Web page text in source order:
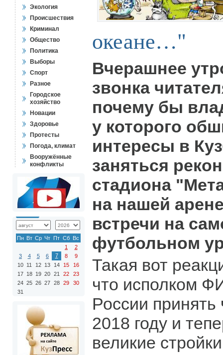
Экология
Происшествия
Криминал
Общество
Политика
Выборы
Спорт
Разное
Городское
хозяйство
Новации
Здоровье
Протесты
Погода, климат
Вооружённые
конфликты
Пн Вт Ср Чт Пт Сб Вс
1
2
3
4 5 6 7 8
9
10 11 12 13 14 15
16
17 18 19 20 21 22
23
24 25 26 27 28 29
30
31
океане…"
Вчерашнее
звонка
почему бы
у которого
интересы в
заняться
стадиона
на нашей
встречи на
футбольном
Такая вот
что исполком
России
2018 году и
великие